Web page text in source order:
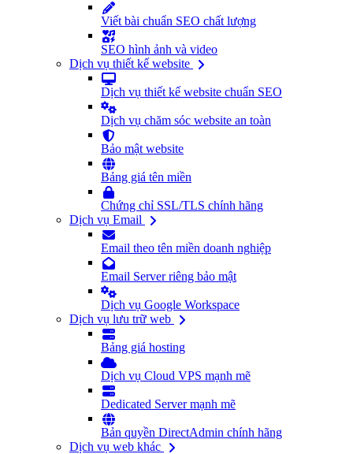
Viết bài chuẩn SEO chất lượng
SEO hình ảnh và video
Dịch vụ thiết kế website
Dịch vụ thiết kế website chuẩn SEO
Dịch vụ chăm sóc website an toàn
Bảo mật website
Bảng giá tên miền
Chứng chỉ SSL/TLS chính hãng
Dịch vụ Email
Email theo tên miền doanh nghiệp
Email Server riêng bảo mật
Dịch vụ Google Workspace
Dịch vụ lưu trữ web
Bảng giá hosting
Dịch vụ Cloud VPS mạnh mẽ
Dedicated Server mạnh mẽ
Bản quyền DirectAdmin chính hãng
Dịch vụ web khác